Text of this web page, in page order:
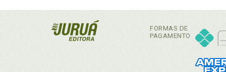
FORMAS DE
PAGAMENTO